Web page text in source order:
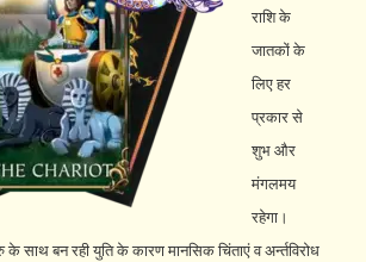
राशि के
जातकों के
लिए हर
प्रकार से
शुभ और
मंगलमय
रहेगा।
साथ बन रही युति के कारण मानसिक चिंताएं व अर्न्तविरोध